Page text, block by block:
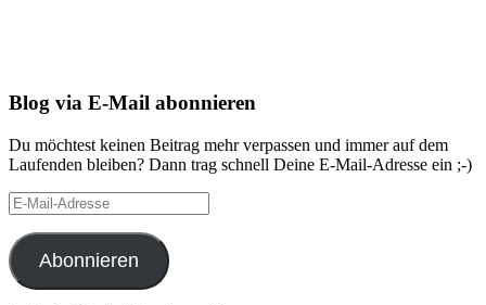
Blog via E-Mail abonnieren
Du möchtest keinen Beitrag mehr verpassen und immer auf dem
Laufenden bleiben? Dann trag schnell Deine E-Mail-Adresse ein ;-)
E-
Mail-
Adresse
Abonnieren